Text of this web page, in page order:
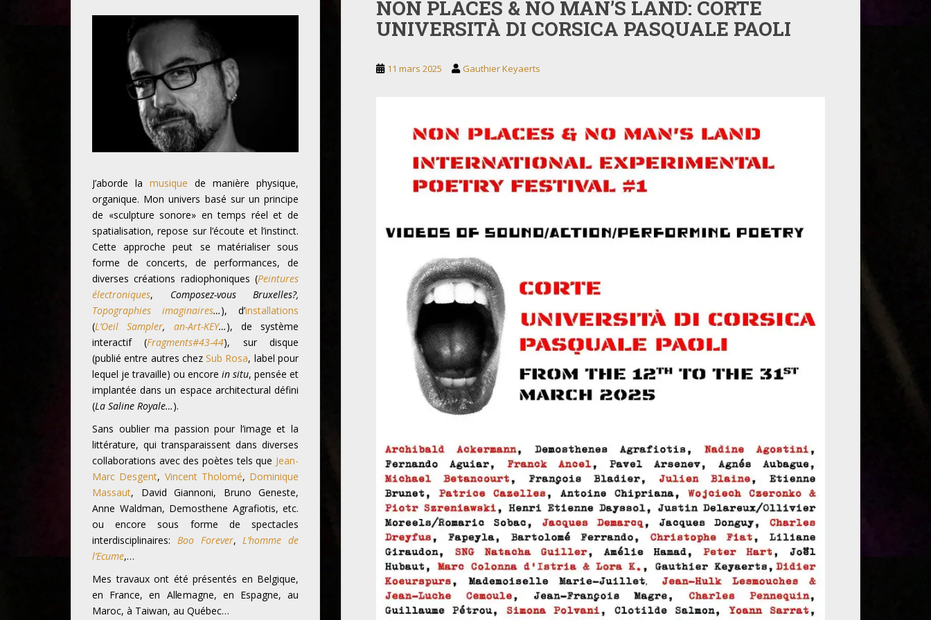
NON PLACES & NO MAN’S LAND: CORTE
UNIVERSITÀ DI CORSICA PASQUALE PAOLI
11 mars 2025 Gauthier Keyaerts
J’aborde la musique de manière physique,
organique. Mon univers basé sur un principe
de «sculpture sonore» en temps réel et de
spatialisation, repose sur l’écoute et l’instinct.
Cette approche peut se matérialiser sous
forme de concerts, de performances, de
diverses créations radiophoniques (Peintures
électroniques, Composez-vous Bruxelles?,
Topographies imaginaires…), d’installations
(L’Oeil Sampler, an-Art-KEY…), de système
interactif (Fragments#43-44), sur disque
(publié entre autres chezSub Rosa, label pour
lequel je travaille) ou encore in situ, pensée et
implantée dans un espace architectural défini
(La Saline Royale…).
Sans oublier ma passion pour l’image et la
littérature, qui transparaissent dans diverses
collaborations avec des poètes tels que Jean-
Marc Desgent, Vincent Tholomé, Dominique
Massaut, David Giannoni, Bruno Geneste,
Anne Waldman, Demosthene Agrafiotis, etc.
ou encore sous forme de spectacles
interdisciplinaires: Boo Forever,L’homme de
l’Ecume,…
Mes travaux ont été présentés en Belgique,
en France, en Allemagne, en Espagne, au
Maroc, à Taiwan, au Québec…